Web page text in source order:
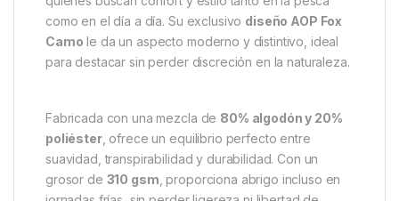
Descripción Specification
Fox Sudadera Camo Cremallera
Premium 310 – 2XL
LaFox Sudadera Camo Cremallera Premium 310
– 2XLes una prenda de alta calidad diseñada para